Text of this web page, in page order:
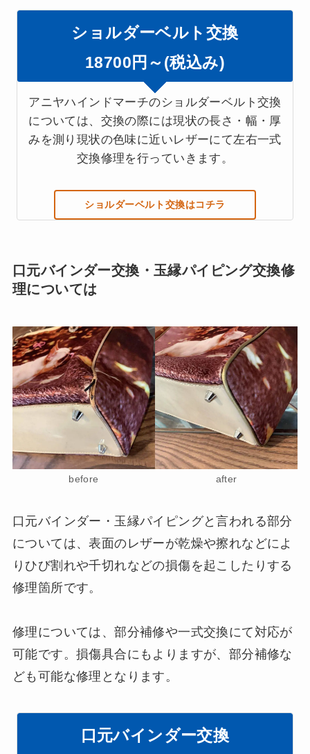
ショルダーベルト交換
18700円～(税込み)
アニヤハインドマーチのショルダーベルト交換
については、交換の際には現状の長さ・幅・厚
みを測り現状の色味に近いレザーにて左右一式
交換修理を行っていきます。
ショルダーベルト交換はコチラ
口元バインダー交換・玉縁パイピング交換修
理については
before after
口元バインダー・玉縁パイピングと言われる部分
については、表面のレザーが乾燥や擦れなどによ
りひび割れや千切れなどの損傷を起こしたりする
修理箇所です。
修理については、部分補修や一式交換にて対応が
可能です。損傷具合にもよりますが、部分補修な
ども可能な修理となります。
口元バインダー交換